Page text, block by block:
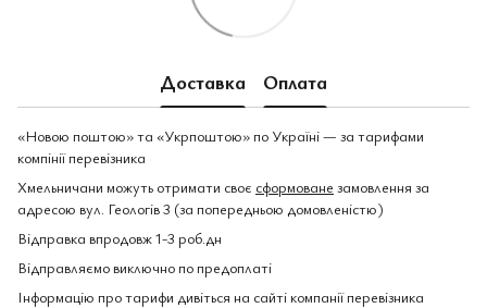
Доставка Оплата
«Новою поштою» та «Укрпоштою» по Україні — за тарифами
компінії перевізника
Хмельничани можуть отримати своє сформоване замовлення за
адресою вул. Геологів 3 (за попередньою домовленістю)
Відправка впродовж 1-3 роб.дн
Відправляємо виключно по предоплаті
Інформацію про тарифи дивіться на сайті компанії перевізника